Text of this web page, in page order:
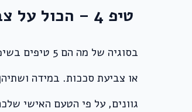
טיפ 4 – הכול על צביעת גדרות ושימוש בחצץ
בסוגיה של
או צביעת סככות. במידה
גוונים, על פי הטעם האישי